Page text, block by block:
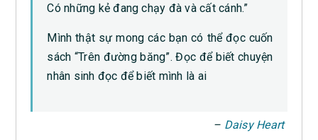
Có những kẻ đang chạy đà và cất cánh.”
Mình thật sự mong các bạn có thể đọc cuốn
sách “Trên đường băng”. Đọc để biết chuyện
nhân sinh đọc để biết mình là ai
– Daisy Heart